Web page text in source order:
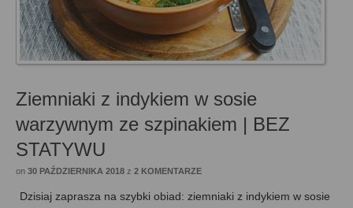
Ziemniaki z indykiem w sosie
warzywnym ze szpinakiem | BEZ
STATYWU
on 30 PAŹDZIERNIKA 2018 z 2 KOMENTARZE
Dzisiaj zaprasza na szybki obiad: ziemniaki z indykiem w sosie